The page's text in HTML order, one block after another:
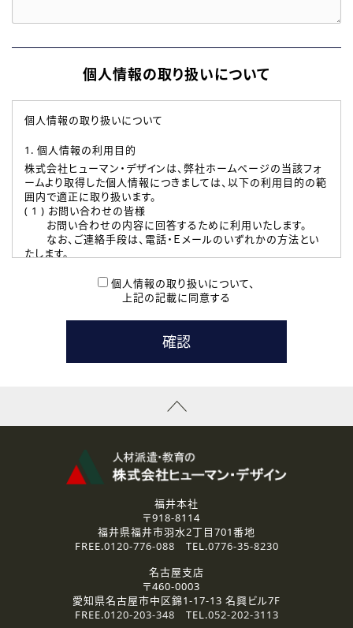
個人情報の取り扱いについて
個人情報の取り扱いについて
1. 個人情報の利用目的
株式会社ヒューマン・デザインは、弊社ホームページの当該フォ
ームより取得した個人情報につきましては、以下の利用目的の範
囲内で適正に取り扱います。
( 1 ) お問い合わせの皆様
お問い合わせの内容に回答するために利用いたします。
なお、ご連絡手段は、電話・Ｅメールのいずれかの方法とい
たします。
本登録に関するご連絡および本登録時の参考情報として利
たします。
( 3 ) スタッフ派遣を検討されている企業の皆様
お問い合わせの内容に回答するために利用いたします。
なお、ご連絡手段は、電話・Ｅメールのいずれかの方法とい
資料送付、受講相談に関するご連絡のために利用いたしま
その他、お問い合わせの内容に回答するために利用いたし
なお、ご連絡手段は、電話・Ｅメールのいずれかの方法とい
2.個人情報の第三者提供
ご提供いただいた個人情報は、法令等の規定に従う場合を除き、
3.個人情報の取り扱いの委託
弊社の定める個人情報保護の評価基準を満たした委託先に、個
人情報を委託する場合があります。
個人情報の取り扱いについて、
上記の記載に同意する
福井本社
〒918-8114
福井県福井市羽水2丁目701番地
FREE.0120-776-088 TEL.0776-35-8230
名古屋支店
〒460-0003
愛知県名古屋市中区錦1-17-13 名興ビル7F
FREE.0120-203-348 TEL.052-202-3113